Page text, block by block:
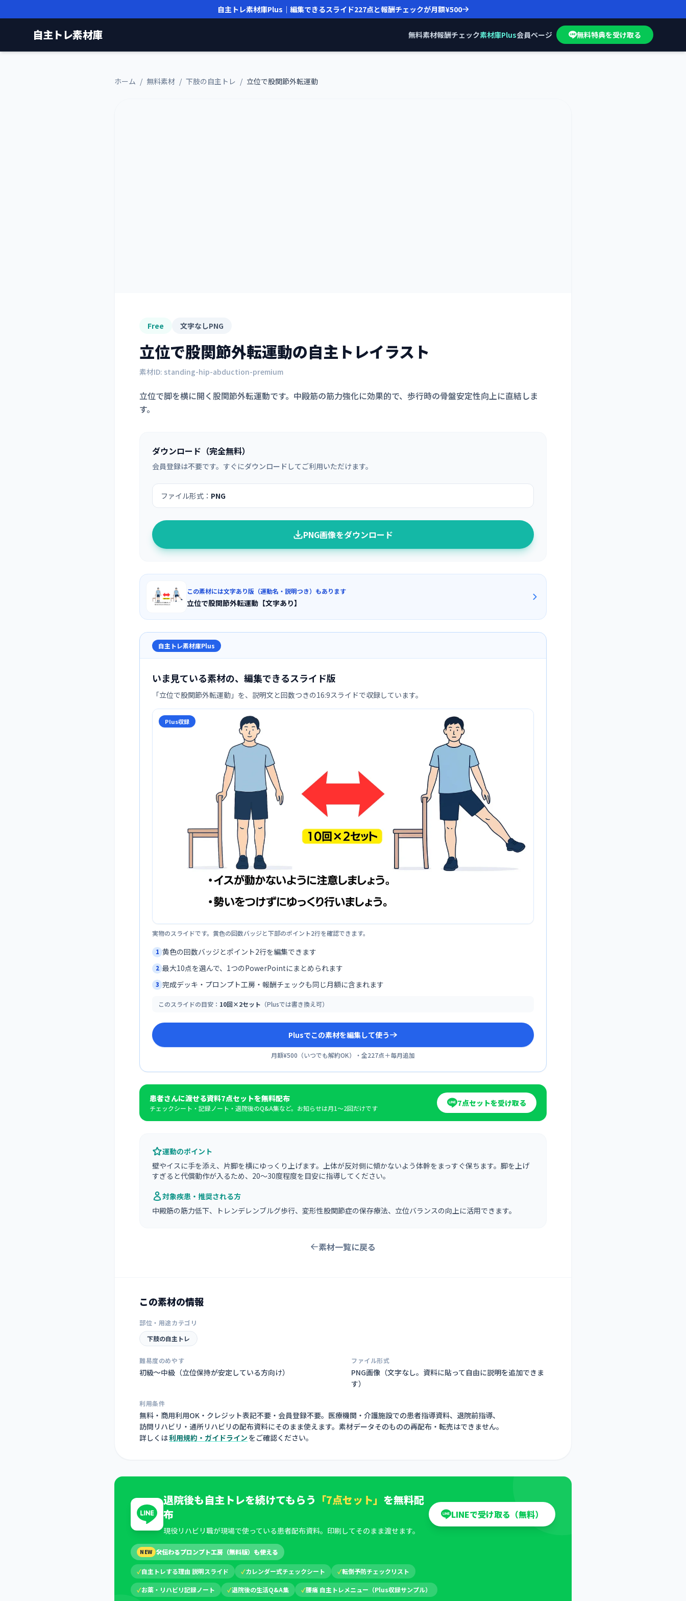
自主トレ素材庫Plus｜編集できるスライド227点と報酬チェックが月額¥500
自主トレ素材庫 無料素材報酬チェック素材庫Plus会員ページ 無料特典を受け取る
ホーム / 無料素材 / 下肢の自主トレ / 立位で股関節外転運動
Free 文字なしPNG
立位で股関節外転運動の自主トレイラスト
素材ID: standing-hip-abduction-premium
立位で脚を横に開く股関節外転運動です。中殿筋の筋力強化に効果的で、歩行時の骨盤安定性向上に直結しま
す。
ダウンロード（完全無料）
会員登録は不要です。すぐにダウンロードしてご利用いただけます。
ファイル形式： PNG
PNG画像をダウンロード
この素材には文字あり版（運動名・説明つき）もあります
立位で股関節外転運動【文字あり】
自主トレ素材庫Plus
いま見ている素材の、編集できるスライド版
「立位で股関節外転運動 」を、説明文と回数つきの16:9スライドで収録しています。
Plus収録
実物のスライドです。黄色の回数バッジと下部のポイント2行を確認できます。
1 黄色の回数バッジとポイント2行を編集できます
2 最大10点を選んで、1つのPowerPointにまとめられます
3 完成デッキ・プロンプト工房・報酬チェックも同じ月額に含まれます
このスライドの目安： 10回×2セット （Plusでは書き換え可）
Plusでこの素材を編集して使う
月額¥500 （いつでも解約OK）・全227点＋毎月追加
患者さんに渡せる資料7点セットを無料配布
チェックシート・記録ノート・退院後のQ&A集など。お知らせは月1〜2回だけです
7点セットを受け取る
運動のポイント
壁やイスに手を添え、片脚を横にゆっくり上げます。上体が反対側に傾かないよう体幹をまっすぐ保ちます。脚を上げ
すぎると代償動作が入るため、20〜30度程度を目安に指導してください。
対象疾患・推奨される方
中殿筋の筋力低下、トレンデレンブルグ歩行、変形性股関節症の保存療法、立位バランスの向上に活用できます。
素材一覧に戻る
この素材の情報
部位・用途カテゴリ
下肢の自主トレ
難易度のめやす
初級〜中級（立位保持が安定している方向け）
ファイル形式
PNG画像（文字なし。資料に貼って自由に説明を追加できま
す）
利用条件
無料・商用利用OK・クレジット表記不要・会員登録不要。医療機関・介護施設での患者指導資料、退院前指導、
訪問リハビリ・通所リハビリの配布資料にそのまま使えます。素材データそのものの再配布・転売はできません。
詳しくは利用規約・ガイドライン をご確認ください。
退院後も自主トレを続けてもらう 「7点セット」 を無料配
布
現役リハビリ職が現場で使っている患者配布資料。印刷してそのまま渡せます。
LINEで受け取る（無料）
NEW 🛠伝わるプロンプト工房（無料版）も使える
✓自主トレする理由 説明スライド ✓カレンダー式チェックシート ✓転倒予防チェックリスト
✓お薬・リハビリ記録ノート ✓退院後の生活Q&A集 ✓腰痛 自主トレメニュー（Plus収録サンプル）